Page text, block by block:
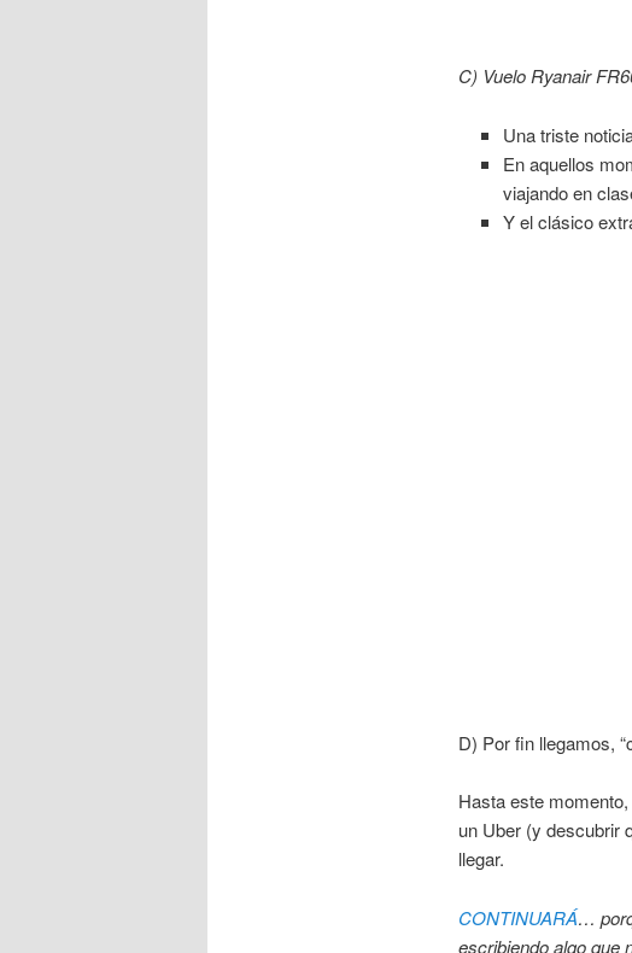
C) Vuelo Ryanair
Una triste
En aquellos
viajando en
Y el clásico
D) Por fin llegamos,
Hasta este
un Uber (y descubrir
llegar.
CONTINUARÁ…
escribiendo algo que